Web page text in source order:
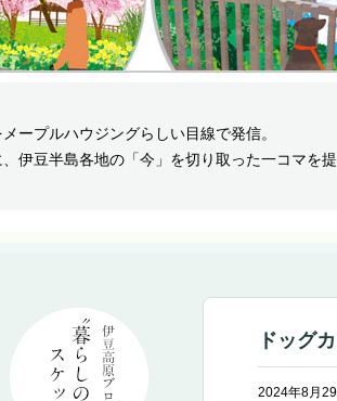
ープルハウジングらしい目線で発信。
伊豆半島各地の「今」を切り取った一コマを提
ドッグ
2024年8月29